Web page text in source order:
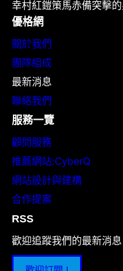
幸村紅鎧策馬赤備突擊
優格網
關於我們
團隊組成
最新消息
聯絡我們
服務一覽
顧問服務
推薦網站:CyberQ
網站設計與建構
合作提案
RSS
歡迎追蹤我們的最新消息